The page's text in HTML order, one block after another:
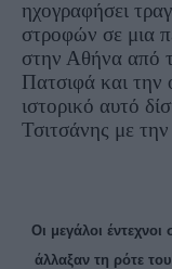
ηχογραφήσει
στροφών σε μια
στην Αθήνα από
Πατσιφά και την
ιστορικό αυτό
Τσιτσάνης με
Οι μεγάλοι
άλλαξαν τη ρότε